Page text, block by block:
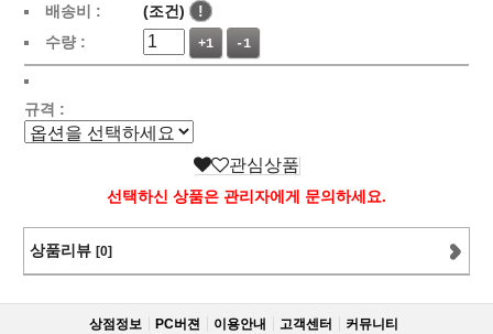
배송비 :
(조건)
!
수량 :
+1 -1
규격 :
관심상품
선택하신 상품은 관리자에게 문의하세요.
상품리뷰 [0]
상점정보 PC버젼 이용안내 고객센터 커뮤니티